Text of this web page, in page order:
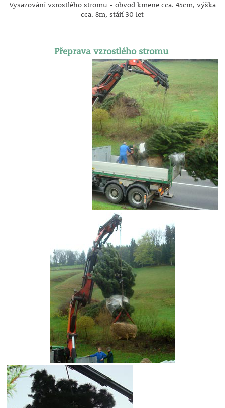
Vysazování vzrostlého stromu - obvod kmene cca. 45cm, výška
cca. 8m, stáří 30 let
Přeprava vzrostlého stromu